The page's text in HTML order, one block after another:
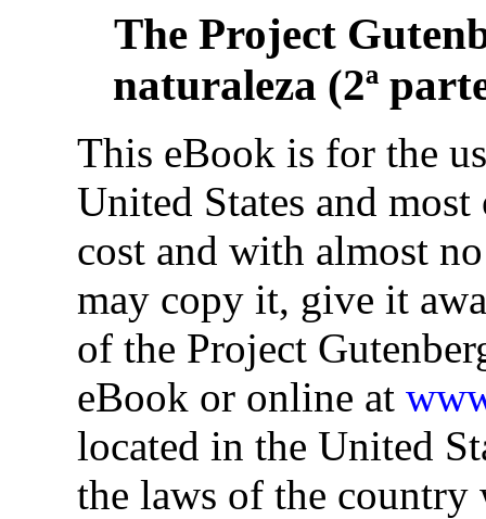
The Project
naturaleza (2ª
This eBook is for the
United States and
cost and with almost
may copy it, give it
of the Project
eBook or online at
located in the United
the laws of the country